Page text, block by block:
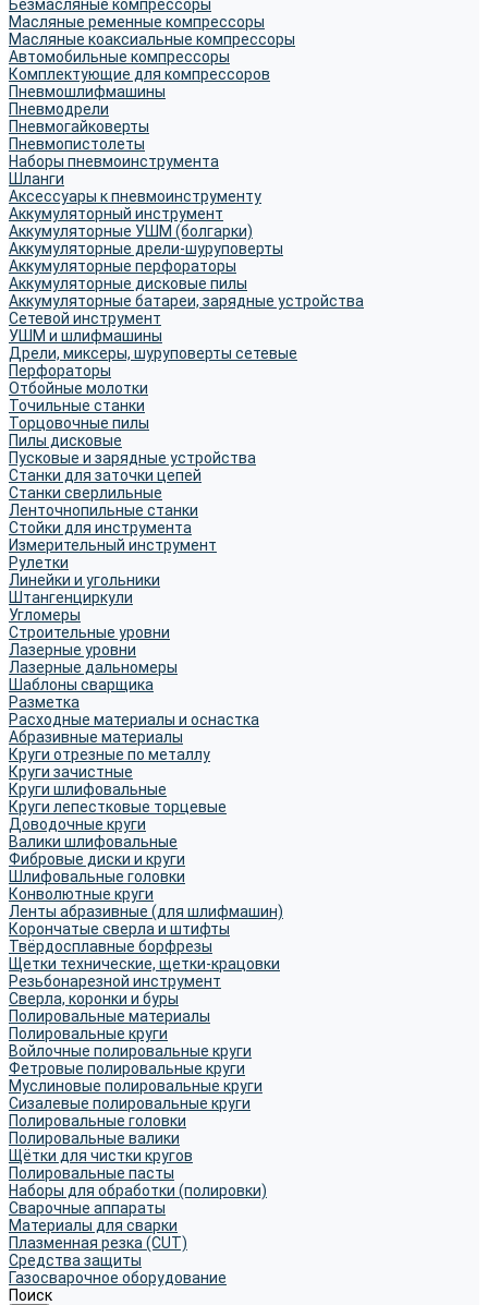
Безмасляные компрессоры
Масляные ременные компрессоры
Масляные коаксиальные компрессоры
Автомобильные компрессоры
Комплектующие для компрессоров
Пневмошлифмашины
Пневмодрели
Пневмогайковерты
Пневмопистолеты
Наборы пневмоинструмента
Шланги
Аксессуары к пневмоинструменту
Аккумуляторный инструмент
Аккумуляторные УШМ (болгарки)
Аккумуляторные дрели-шуруповерты
Аккумуляторные перфораторы
Аккумуляторные дисковые пилы
Аккумуляторные батареи, зарядные устройства
Сетевой инструмент
УШМ и шлифмашины
Дрели, миксеры, шуруповерты сетевые
Перфораторы
Отбойные молотки
Точильные станки
Торцовочные пилы
Пилы дисковые
Пусковые и зарядные устройства
Станки для заточки цепей
Станки сверлильные
Ленточнопильные станки
Стойки для инструмента
Измерительный инструмент
Рулетки
Линейки и угольники
Штангенциркули
Угломеры
Строительные уровни
Лазерные уровни
Лазерные дальномеры
Шаблоны сварщика
Разметка
Расходные материалы и оснастка
Абразивные материалы
Круги отрезные по металлу
Круги зачистные
Круги шлифовальные
Круги лепестковые торцевые
Доводочные круги
Валики шлифовальные
Фибровые диски и круги
Шлифовальные головки
Конволютные круги
Ленты абразивные (для шлифмашин)
Корончатые сверла и штифты
Твёрдосплавные борфрезы
Щетки технические, щетки-крацовки
Резьбонарезной инструмент
Сверла, коронки и буры
Полировальные материалы
Полировальные круги
Войлочные полировальные круги
Фетровые полировальные круги
Муслиновые полировальные круги
Cизалевые полировальные круги
Полировальные головки
Полировальные валики
Щётки для чистки кругов
Полировальные пасты
Наборы для обработки (полировки)
Сварочные аппараты
Материалы для сварки
Плазменная резка (CUT)
Средства защиты
Газосварочное оборудование
Поиск